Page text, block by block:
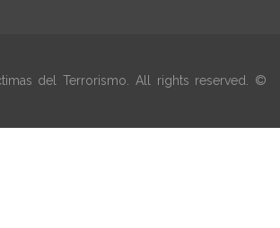
del Terrorismo. All rights reserved. ©